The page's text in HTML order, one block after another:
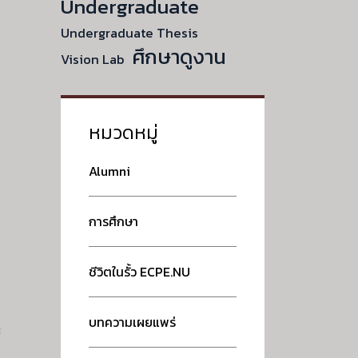
Undergraduate
Undergraduate Thesis
Vision Lab ศึกษาดูงาน
หมวดหมู่
Alumni
การศึกษา
ชีวิตในรั้ว ECPE.NU
บทความเผยแพร่